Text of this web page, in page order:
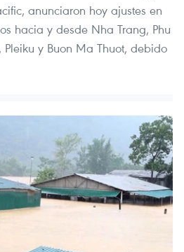
anunciaron hoy ajustes en
hacia y desde Nha Trang, Phu
y Buon Ma Thuot, debido